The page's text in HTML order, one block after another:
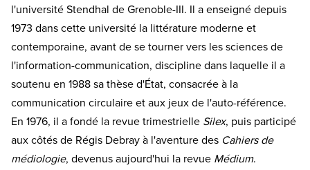
l'université Stendhal de Grenoble-III. Il a enseigné depuis
1973 dans cette université la littérature moderne et
contemporaine, avant de se tourner vers les sciences de
l'information-communication, discipline dans laquelle il a
soutenu en 1988 sa thèse d'État, consacrée à la
communication circulaire et aux jeux de l'auto-référence.
En 1976, il a fondé la revue trimestrielle Silex, puis participé
aux côtés de Régis Debray à l'aventure des Cahiers de
médiologie, devenus aujourd'hui la revue Médium.